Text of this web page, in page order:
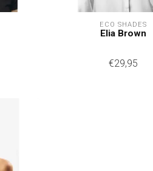
ECO SHADES
Elia Brown
€29,95